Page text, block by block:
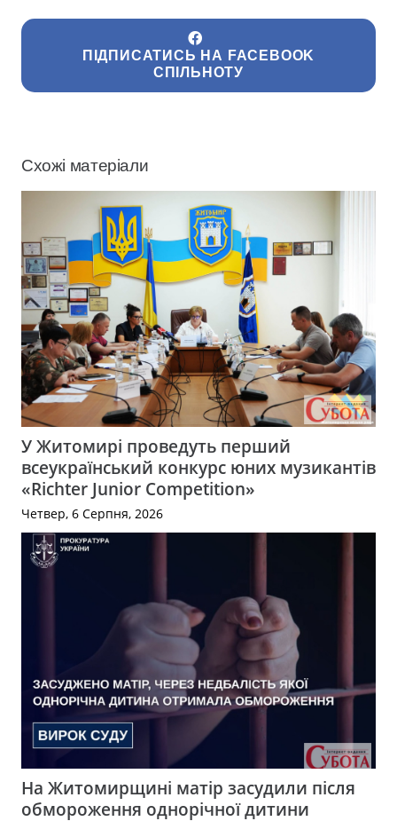
ПІДПИСАТИСЬ НА FACEBOOK
СПІЛЬНОТУ
Схожі матеріали
У Житомирі проведуть перший
всеукраїнський конкурс юних музикантів
«Richter Junior Competition»
Четвер, 6 Серпня, 2026
На Житомирщині матір засудили після
обмороження однорічної дитини